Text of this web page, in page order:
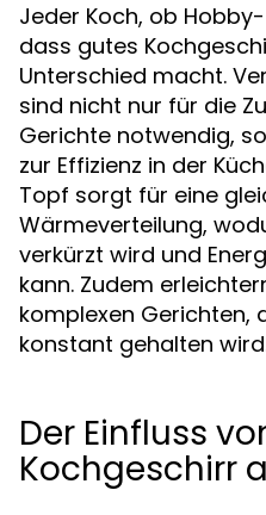
Jeder Koch, ob
dass gutes
Unterschied macht.
sind nicht nur für die
Gerichte notwendig,
zur Effizienz in der
Topf sorgt für eine
Wärmeverteilung,
verkürzt wird und
kann. Zudem
komplexen Gerichten,
konstant gehalten
Der Einfluss
Kochgeschirr